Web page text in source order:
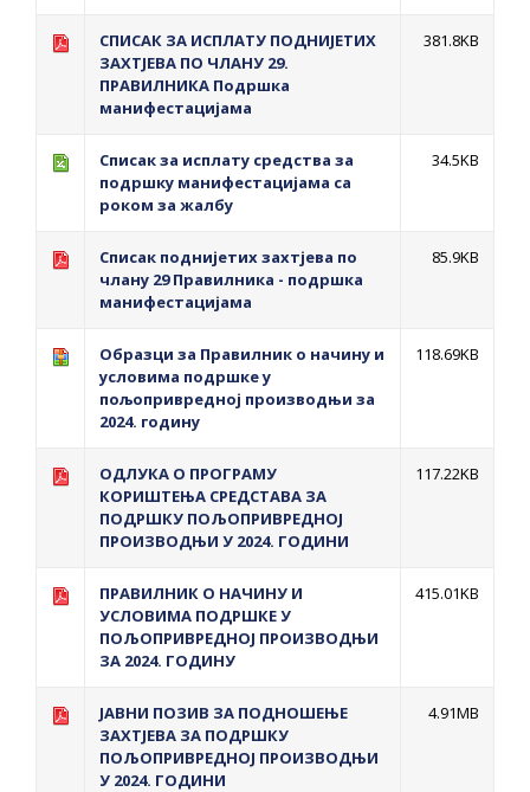
СПИСАК ЗА ИСПЛАТУ ПОДНИЈЕТИХ
ЗАХТЈЕВА ПО ЧЛАНУ 29.
ПРАВИЛНИКА Подршка
манифестацијама
381.8KB
Списак за исплату средства за
подршку манифестацијама са
роком за жалбу
34.5KB
Списак поднијетих захтјева по
члану 29 Правилника - подршка
манифестацијама
85.9KB
Образци за Правилник о начину и
условима подршке у
пољопривредној производњи за
2024. годину
118.69KB
ОДЛУКА О ПРОГРАМУ
КОРИШТЕЊА СРЕДСТАВА ЗА
ПОДРШКУ ПОЉОПРИВРЕДНОЈ
ПРОИЗВОДЊИ У 2024. ГОДИНИ
117.22KB
ПРАВИЛНИК О НАЧИНУ И
УСЛОВИМА ПОДРШКЕ У
ПОЉОПРИВРЕДНОЈ ПРОИЗВОДЊИ
ЗА 2024. ГОДИНУ
415.01KB
ЈАВНИ ПОЗИВ ЗА ПОДНОШЕЊЕ
ЗАХТЈЕВА ЗА ПОДРШКУ
ПОЉОПРИВРЕДНОЈ ПРОИЗВОДЊИ
У 2024. ГОДИНИ
4.91MB